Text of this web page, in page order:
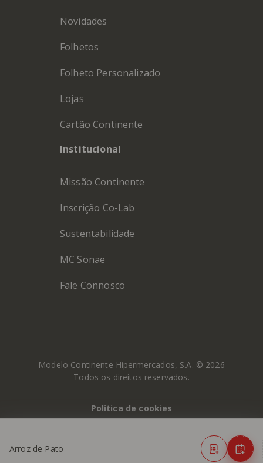
Arroz de Pato
Novidades
Folhetos
Folheto Personalizado
Lojas
Cartão Continente
Institucional
Missão Continente
Inscrição Co-Lab
Sustentabilidade
MC Sonae
Fale Connosco
Modelo Continente Hipermercados, S.A. © 2026
Todos os direitos reservados.
Política de cookies